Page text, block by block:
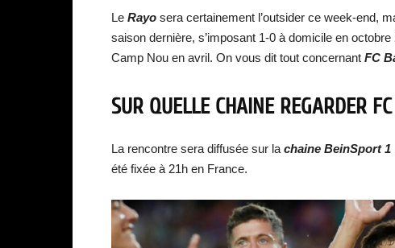
Le Rayo sera certainement l’outsider ce week-end,
saison dernière, s’imposant 1-0 à domicile en
Camp Nou en avril. On vous dit tout concernant FC
SUR QUELLE CHAINE REGARDER
La rencontre sera diffusée sur la chaine BeinSport 1
été fixée à 21h en France.